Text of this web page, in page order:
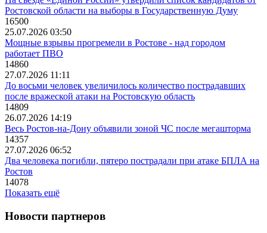
Ростовской области на выборы в Государственную Думу
16500
25.07.2026 03:50
Мощные взрывы прогремели в Ростове - над городом
работает ПВО
14860
27.07.2026 11:11
До восьми человек увеличилось количество пострадавших
после вражеской атаки на Ростовскую область
14809
26.07.2026 14:19
Весь Ростов-на-Дону объявили зоной ЧС после мегашторма
14357
27.07.2026 06:52
Два человека погибли, пятеро пострадали при атаке БПЛА на
Ростов
14078
Показать ещё
Новости партнеров